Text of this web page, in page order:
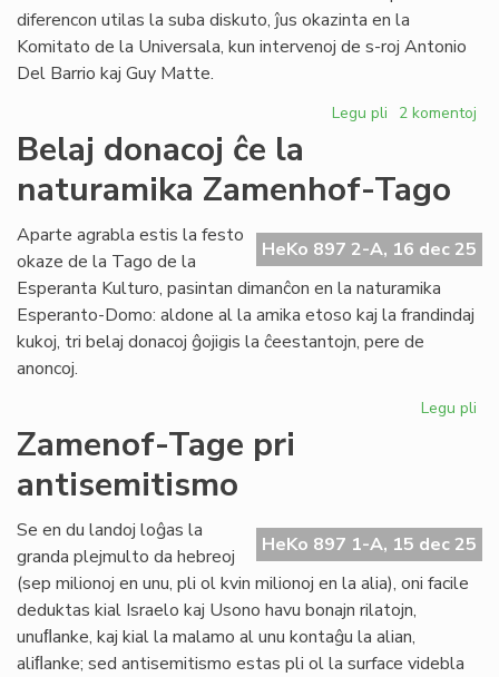
kaj
financoj
diferencon utilas la suba diskuto, ĵus okazinta en la
Komitato de la Universala, kun intervenoj de s-roj Antonio
Del Barrio kaj Guy Matte.
Legu pli pri
diferenco
inter
fonduso
kaj
fondumo/
2 komentoj
Belaj donacoj ĉe la
naturamika Zamenhof-Tago
HeKo 897 2-A, 16 dec 25
Aparte agrabla estis la festo
okaze de la Tago de la
Esperanta Kulturo, pasintan dimanĉon en la naturamika
Esperanto-Domo: aldone al la amika etoso kaj la frandindaj
kukoj, tri belaj donacoj ĝojigis la ĉeestantojn, pere de
anoncoj.
Legu pli
Zamenof-Tage pri
antisemitismo
HeKo 897 1-A, 15 dec 25
Se en du landoj loĝas la
granda plejmulto da hebreoj
(sep milionoj en unu, pli ol kvin milionoj en la alia), oni facile
deduktas kial Israelo kaj Usono havu bonajn rilatojn,
unuﬂanke, kaj kial la malamo al unu kontaĝu la alian,
aliﬂanke; sed antisemitismo estas pli ol la surface videbla